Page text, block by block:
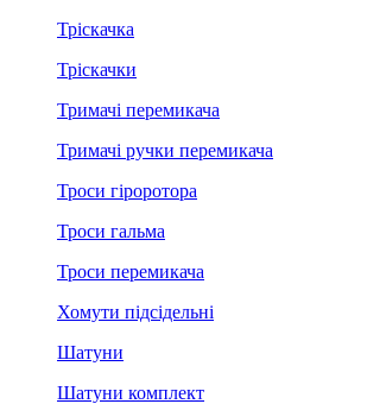
Тріскачка
Тріскачки
Тримачі перемикача
Тримачі ручки перемикача
Троси гіроротора
Троси гальма
Троси перемикача
Хомути підсідельні
Шатуни
Шатуни комплект